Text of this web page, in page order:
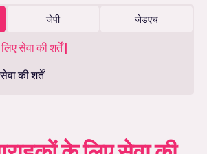
जेपी जेडएच
सेवा की शर्तें |
की शर्तें